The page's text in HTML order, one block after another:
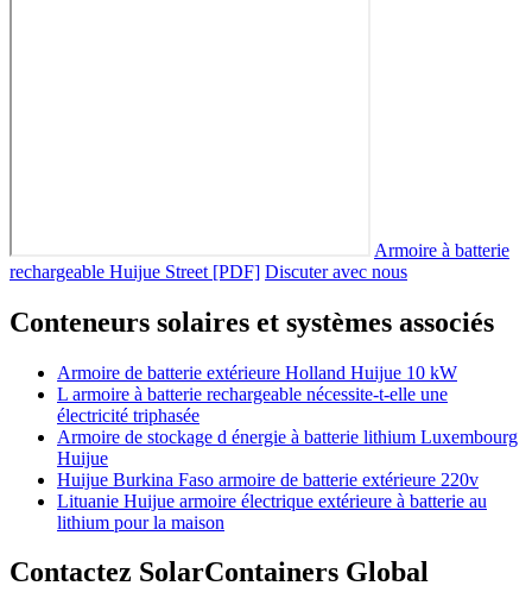
Armoire à batterie
rechargeable Huijue Street [PDF] Discuter avec nous
Conteneurs solaires et systèmes associés
Armoire de batterie extérieure Holland Huijue 10 kW
L armoire à batterie rechargeable nécessite-t-elle une
électricité triphasée
Armoire de stockage d énergie à batterie lithium Luxembourg
Huijue
Huijue Burkina Faso armoire de batterie extérieure 220v
Lituanie Huijue armoire électrique extérieure à batterie au
lithium pour la maison
Contactez SolarContainers Global